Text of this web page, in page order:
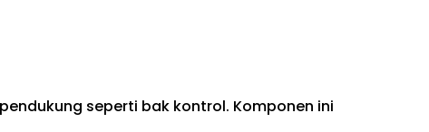
seperti bak kontrol. Komponen ini